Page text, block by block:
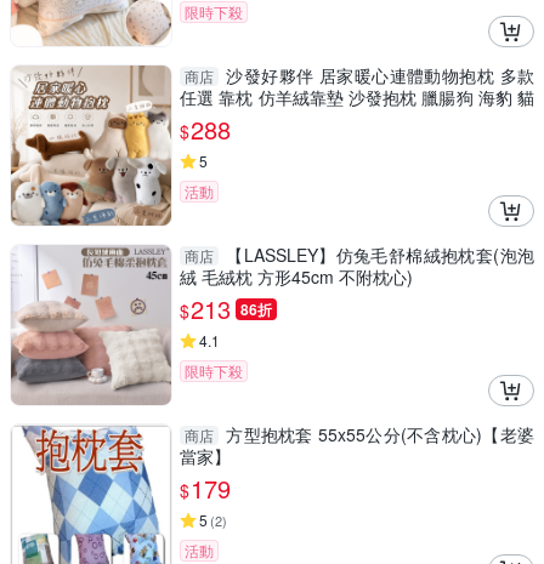
限時下殺
商店 沙發好夥伴 居家暖心連體動物抱枕 多款
任選 靠枕 仿羊絨靠墊 沙發抱枕 臘腸狗 海豹 貓
狗玩偶
$288
5
活動
商店
【LASSLEY】仿兔毛舒棉絨抱枕套(泡泡
絨 毛絨枕 方形45cm 不附枕心)
$213 86折
4.1
限時下殺
商店 方型抱枕套 55x55公分(不含枕心)【老婆
當家】
$179
5 (2)
活動